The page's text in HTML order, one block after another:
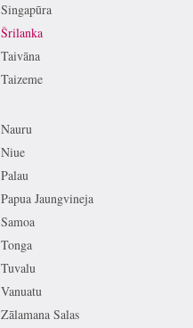
Singapūra
Šrilanka
Taivāna
Taizeme
Nauru
Niue
Palau
Papua Jaungvineja
Samoa
Tonga
Tuvalu
Vanuatu
Zālamana Salas